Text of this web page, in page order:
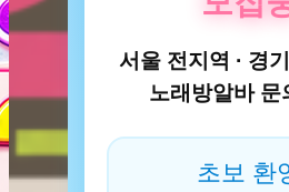
서울 전지역 · 경
노래방알바 문
초보 환